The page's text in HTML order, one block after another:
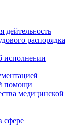
дейтельность
распорядка
исполнении
помощи
медицинской
сфере